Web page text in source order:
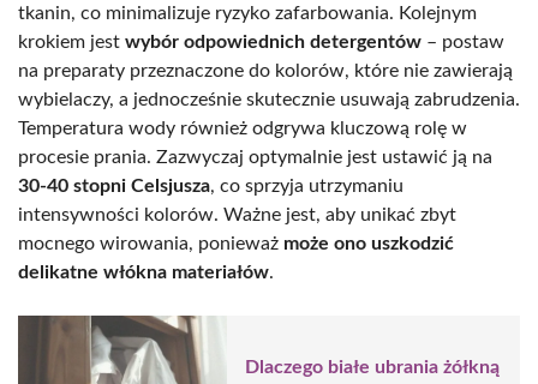
tkanin, co minimalizuje ryzyko zafarbowania. Kolejnym
krokiem jest wybór odpowiednich detergentów – postaw
na preparaty przeznaczone do kolorów, które nie zawierają
wybielaczy, a jednocześnie skutecznie usuwają zabrudzenia.
Temperatura wody również odgrywa kluczową rolę w
procesie prania. Zazwyczaj optymalnie jest ustawić ją na
30-40 stopni Celsjusza, co sprzyja utrzymaniu
intensywności kolorów. Ważne jest, aby unikać zbyt
mocnego wirowania, ponieważ może ono uszkodzić
delikatne włókna materiałów.
Dlaczego białe ubrania żółkną